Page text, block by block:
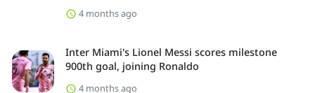
4 months ago
Inter Miami's Lionel Messi scores milestone
900th goal, joining Ronaldo
4 months ago